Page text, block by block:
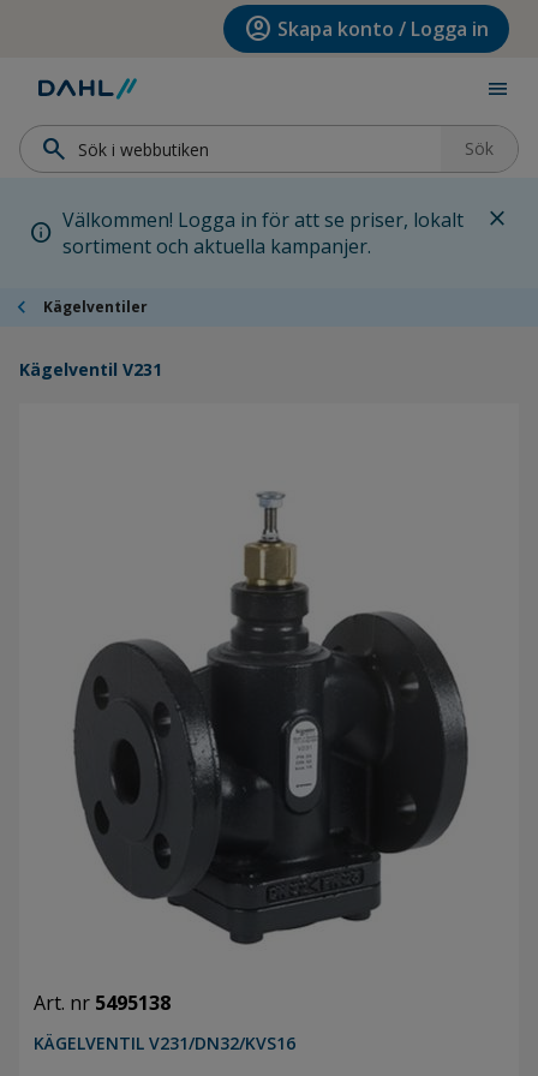
Hoppa till huvudinnehållet account_circle Skapa konto / Logga in
menu
search Sök
info Välkommen! Logga in för att se priser, lokalt
sortiment och aktuella kampanjer.
close
chevron_left Kägelventiler
Kägelventil V231
Art. nr 5495138
KÄGELVENTIL V231/DN32/KVS16